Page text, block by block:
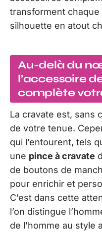
transforment chaque
silhouette en atout
Au-delà du
l’accessoire
complète
La cravate est, sans
de votre tenue.
qui l’entourent, tels
une pince à cravate
de boutons de
pour enrichir et
C’est dans cette
l’on distingue
de l’homme au style